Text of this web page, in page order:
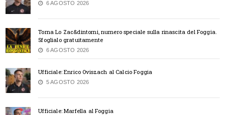
6 AGOSTO 2026
Torna Lo Zac&dintorni, numero speciale sulla rinascita del Foggia.
Sfoglialo gratuitamente
6 AGOSTO 2026
Ufficiale: Enrico Oviszach al Calcio Foggia
5 AGOSTO 2026
Ufficiale: Marfella al Foggia